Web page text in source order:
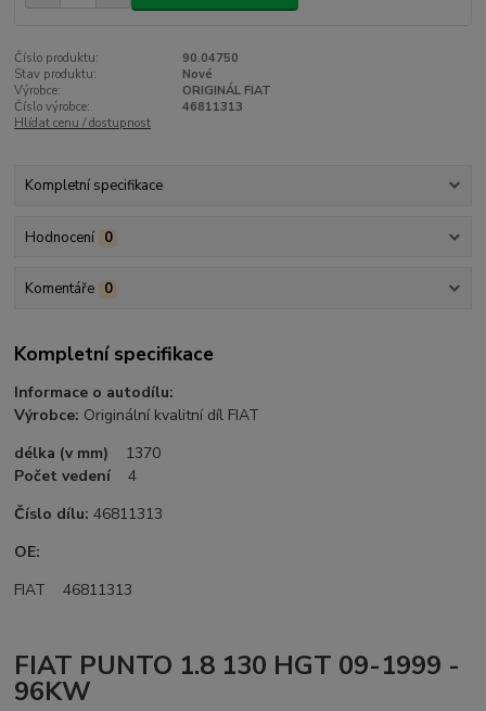
Číslo produktu:
90.04750
Stav produktu:
Nové
Výrobce:
ORIGINÁL FIAT
Číslo výrobce:
46811313
Hlídat cenu / dostupnost
Kompletní specifikace
Hodnocení 0
Komentáře 0
Kompletní specifikace
Informace o autodílu:
Výrobce: Originální kvalitní díl FIAT
délka (v mm) 1370
Počet vedení
4
Číslo dílu: 46811313
OE:
FIAT 46811313
FIAT PUNTO 1.8 130 HGT 09-1999 -
96KW